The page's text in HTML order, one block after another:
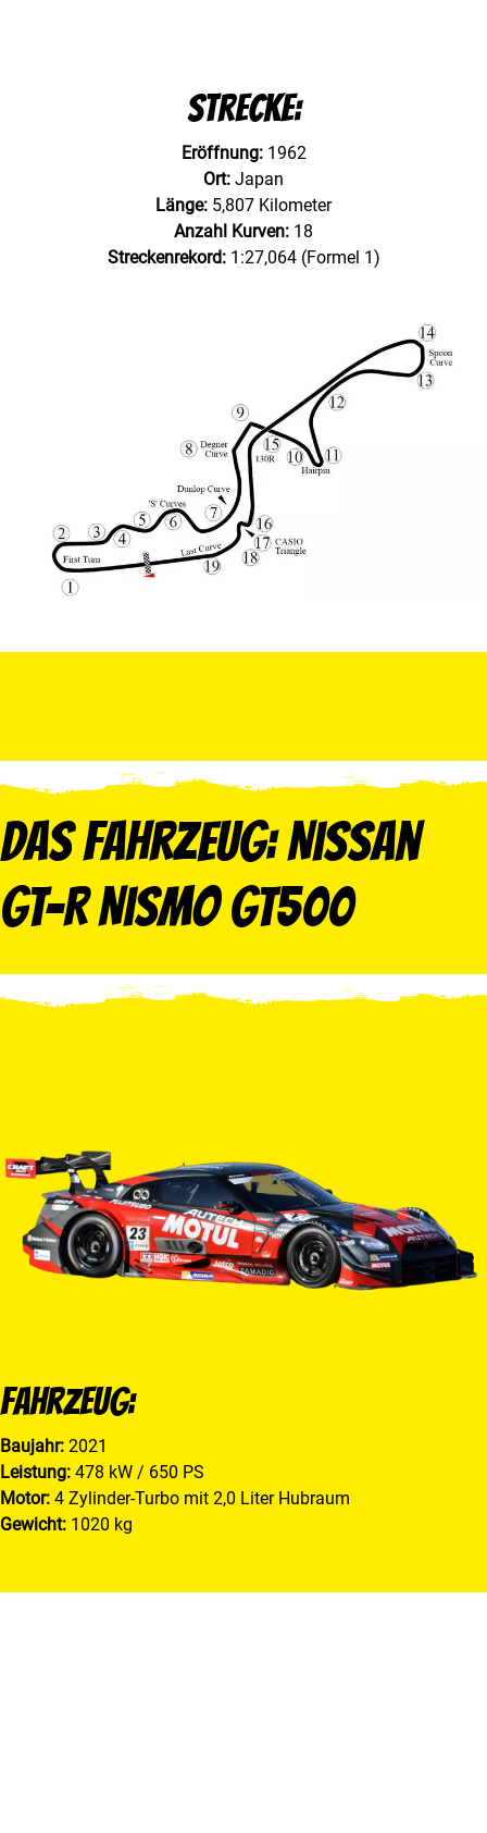
Strecke:
Eröffnung: 1962
Ort: Japan
Länge: 5,807 Kilometer
Anzahl Kurven: 18
Streckenrekord:1:27,064 (Formel 1)
Das Fahrzeug: Nissan
GT-R Nismo GT500
Fahrzeug:
Baujahr: 2021
Leistung: 478 kW / 650 PS
Motor: 4 Zylinder-Turbo mit 2,0 Liter Hubraum
Gewicht: 1020 kg